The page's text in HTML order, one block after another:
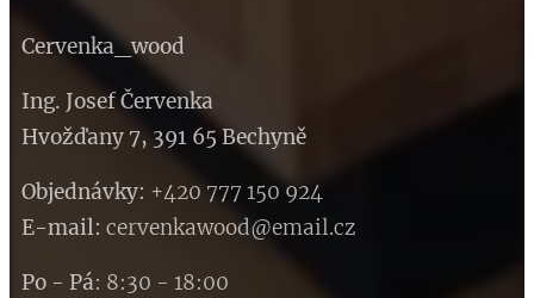
Cervenka_wood
Ing. Josef Červenka
Hvožďany 7, 391 65 Bechyně
Objednávky: +420 777 150 924
E-mail: cervenkawood@email.cz
Po - Pá: 8:30 - 18:00